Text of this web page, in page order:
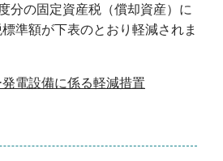
分の固定資産税（償却資産）に
準額が下表のとおり軽減されま
電設備に係る軽減措置